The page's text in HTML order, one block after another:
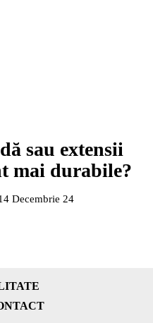
sau extensii
mai durabile?
Decembrie 24